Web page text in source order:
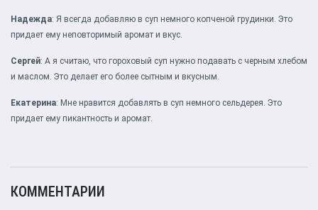
Надежда: Я всегда добавляю в суп немного копченой грудинки. Это
придает ему неповторимый аромат и вкус.
Сергей: А я считаю, что гороховый суп нужно подавать с черным хлебом
и маслом. Это делает его более сытным и вкусным.
Екатерина: Мне нравится добавлять в суп немного сельдерея. Это
придает ему пикантность и аромат.
КОММЕНТАРИИ